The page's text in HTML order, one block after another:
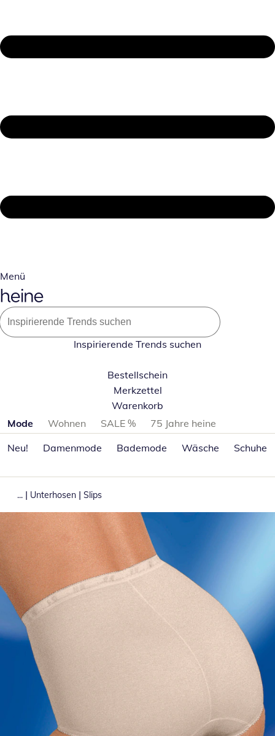
Menü
Inspirierende Trends suchen
Bestellschein
Merkzettel
Warenkorb
Produktkategorien überspringen
Mode Wohnen SALE %
75 Jahre heine
Neu!
Damenmode Bademode Wäsche Schuhe
... | Unterhosen | Slips